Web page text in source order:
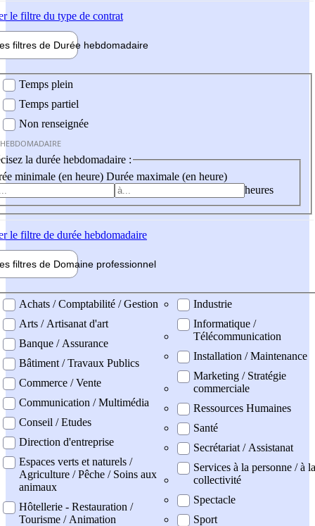
le filtre du type de contrat
filtres de Durée hebdomadaire
Temps plein
Temps partiel
Non renseignée
la durée hebdomadaire :
minimale (en heure) Durée maximale (en heure)
heures
le filtre de durée hebdomadaire
filtres de Domaine professionnel
professionel
Achats / Comptabilité / Gestion
Arts / Artisanat d'art
Banque / Assurance
Bâtiment / Travaux Publics
Commerce / Vente
Communication / Multimédia
Conseil / Etudes
Direction d'entreprise
Espaces verts et naturels /
Agriculture / Pêche / Soins aux
animaux
Hôtellerie - Restauration /
Tourisme / Animation
Industrie
Informatique /
Télécommunication
Installation / Maintenance
Marketing / Stratégie
commerciale
Ressources Humaines
Santé
Secrétariat / Assistanat
Services à la personne / à la
collectivité
Spectacle
Sport